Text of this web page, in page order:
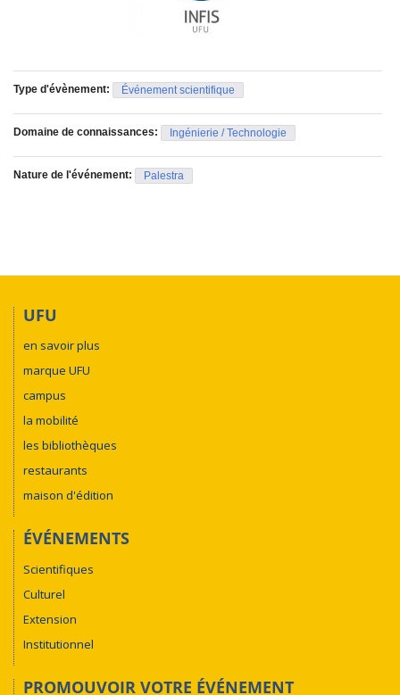
Type d'évènement: Événement scientifique
Domaine de connaissances: Ingénierie / Technologie
Nature de l'événement: Palestra
UFU
en savoir plus
marque UFU
campus
la mobilité
les bibliothèques
restaurants
maison d'édition
ÉVÉNEMENTS
Scientifiques
Culturel
Extension
Institutionnel
PROMOUVOIR VOTRE ÉVÉNEMENT